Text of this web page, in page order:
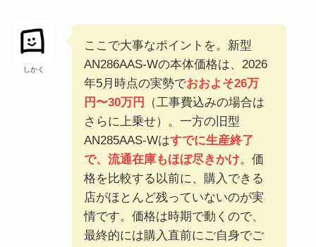
しかく
ここで大事なポイントを。新型
AN286AAS-Wの本体価格は、2026
年5月時点の実勢でおおよそ26万
円〜30万円
（工事費込みの場合は
さらに上乗せ）。一方の旧型
AN285AAS-Wはすでに生産終了
で、流通在庫もほぼ尽きかけ。価
格を比較する以前に、購入できる
店がほとんど残っていないのが実
情です。価格は時期で動くので、
最終的には購入直前にご自身でご